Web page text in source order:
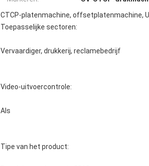
CTCP-platenmachine, offsetplatenmachine,
Toepasselijke sectoren:
Vervaardiger, drukkerij, reclamebedrijf
Video-uitvoercontrole:
Als
Tipe van het product: